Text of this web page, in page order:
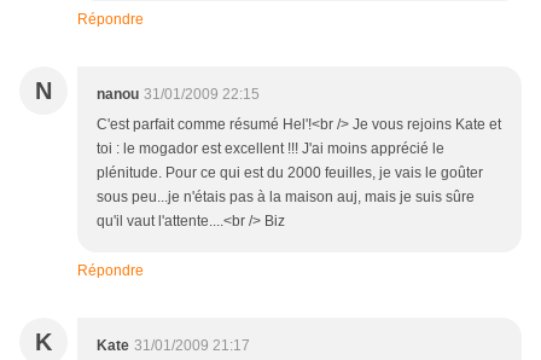
Répondre
N nanou 31/01/2009 22:15
C'est parfait comme résumé Hel'!<br /> Je vous rejoins Kate et
toi : le mogador est excellent !!! J'ai moins apprécié le
plénitude. Pour ce qui est du 2000 feuilles, je vais le goûter
sous peu...je n'étais pas à la maison auj, mais je suis sûre
qu'il vaut l'attente....<br /> Biz
Répondre
K Kate 31/01/2009 21:17